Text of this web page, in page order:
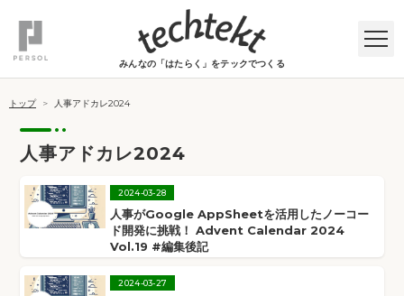
みんなの「はたらく」をテックでつくる
トップ > 人事アドカレ2024
人事アドカレ2024
2024-03-28
人事がGoogle AppSheetを活用したノーコー
ド開発に挑戦！ Advent Calendar 2024
Vol.19 #編集後記
2024-03-27